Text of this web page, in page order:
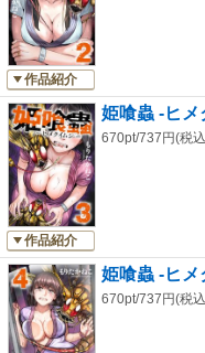
作品紹介
作品紹介
姫喰蟲 -ヒメ
670pt/737円(税
姫喰蟲 -ヒメ
670pt/737円(税